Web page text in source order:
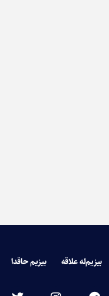
بیزیم‌له علاقه بیزیم حاقدا